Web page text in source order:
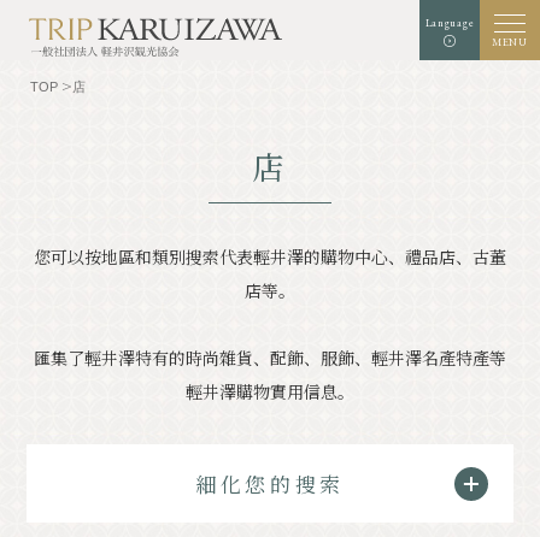
Language
MENU
字體大小
搜索
經驗/藝術
示範課程
TOP 店
店
您可以按地區和類別搜索代表輕井澤的購物中心、禮品店、古董
店等。
匯集了輕井澤特有的時尚雜貨、配飾、服飾、輕井澤名產特產等
輕井澤購物實用信息。
細化您的搜索